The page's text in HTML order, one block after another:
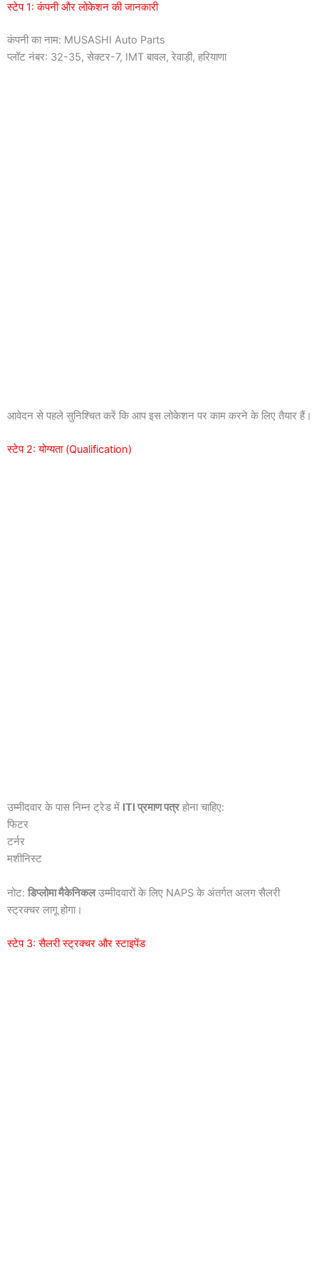
स्टेप 1: कंपनी और लोकेशन की जानकारी
कंपनी का नाम: MUSASHI Auto Parts
प्लॉट नंबर: 32-35, सेक्टर-7, IMT बावल, रेवाड़ी, हरियाणा
आवेदन से पहले सुनिश्चित करें कि आप इस लोकेशन पर काम करने के लिए तैयार हैं।
स्टेप 2: योग्यता (Qualification)
उम्मीदवार के पास निम्न ट्रेड में ITI प्रमाण पत्रहोना चाहिए:
फिटर
टर्नर
मशीनिस्ट
नोट: डिप्लोमा मैकेनिकलउम्मीदवारों के लिए NAPS के अंतर्गत अलग सैलरी
स्ट्रक्चर लागू होगा।
स्टेप 3: सैलरी स्ट्रक्चर और स्टाइपेंड